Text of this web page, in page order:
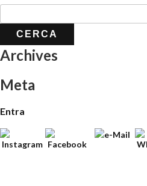
Archives
Meta
Entra